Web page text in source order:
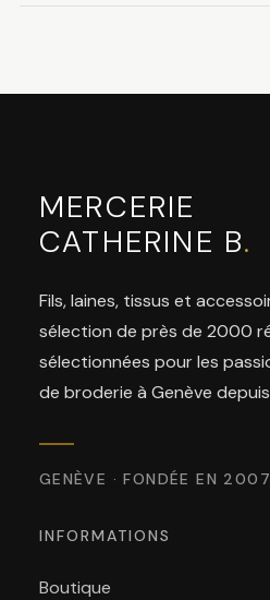
MERCERIE
CATHERINE B.
Fils, laines, tissus et
sélection de près de 2000
sélectionnées pour les
de broderie à Genève
GENÈVE · FONDÉE EN 2007
INFORMATIONS
Boutique